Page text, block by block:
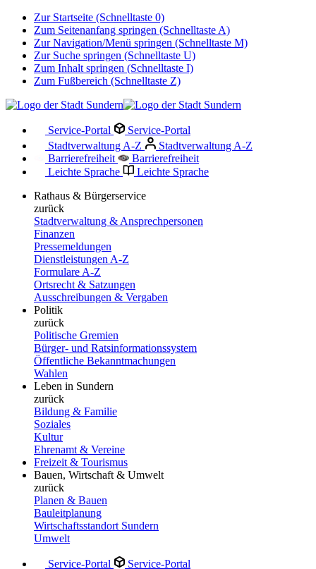
Zur Startseite (Schnelltaste 0)
Zum Seitenanfang springen (Schnelltaste A)
Zur Navigation/Menü springen (Schnelltaste M)
Zur Suche springen (Schnelltaste U)
Zum Inhalt springen (Schnelltaste I)
Zum Fußbereich (Schnelltaste Z)
Service-Portal
Service-Portal
Stadtverwaltung A-Z
Stadtverwaltung A-Z
Barrierefreiheit
Barrierefreiheit
Leichte Sprache
Leichte Sprache
Rathaus & Bürgerservice
zurück
Stadtverwaltung & Ansprechpersonen
Finanzen
Pressemeldungen
Dienstleistungen A-Z
Formulare A-Z
Ortsrecht & Satzungen
Ausschreibungen & Vergaben
Politik
zurück
Politische Gremien
Bürger- und Ratsinformationssystem
Öffentliche Bekanntmachungen
Wahlen
Leben in Sundern
zurück
Bildung & Familie
Soziales
Kultur
Ehrenamt & Vereine
Freizeit & Tourismus
Bauen, Wirtschaft & Umwelt
zurück
Planen & Bauen
Bauleitplanung
Wirtschaftsstandort Sundern
Umwelt
Service-Portal
Service-Portal